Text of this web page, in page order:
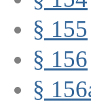
§ 155
§ 156
§